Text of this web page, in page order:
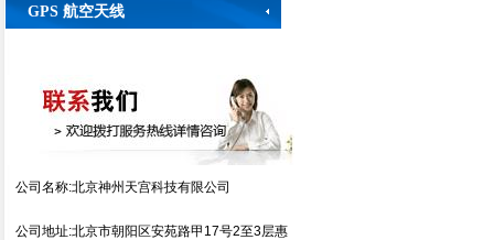
GPS 航空天线
公司名称:北京神州天宫科技有限公司
公司地址:北京市朝阳区安苑路甲17号2至3层惠